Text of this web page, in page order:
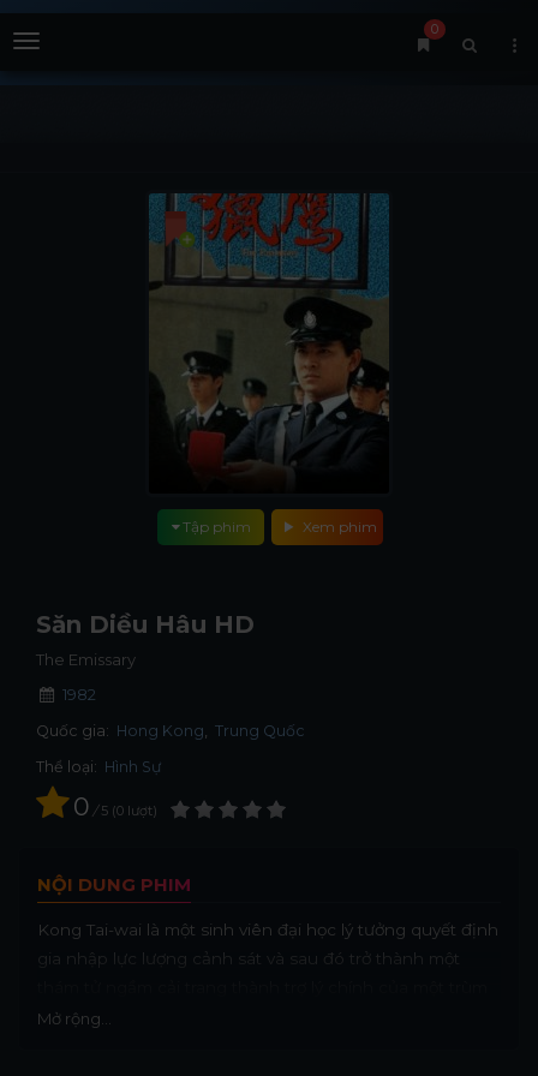
Menu
0
Xem phim
Tập phim
Săn Diều Hâu HD
The Emissary
1982
Quốc gia: Hong Kong
Trung Quốc
Thể loại: Hình Sự
0 / 5 0 lượt
NỘI DUNG PHIM
Kong Tai-wai là một sinh viên đại học lý tưởng quyết định
gia nhập lực lượng cảnh sát và sau đó trở thành một
buôn bán ma túy lớn.
Mở rộng...